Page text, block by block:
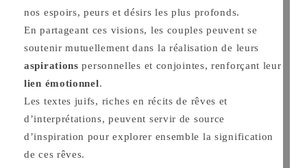
nos espoirs, peurs et désirs les plus profonds.
En partageant ces visions, les couples peuvent se
soutenir mutuellement dans la réalisation de leurs
aspirations personnelles et conjointes, renforçant leur
lien émotionnel.
Les textes juifs, riches en récits de rêves et
d’interprétations, peuvent servir de source
d’inspiration pour explorer ensemble la signification
de ces rêves.